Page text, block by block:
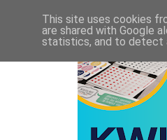
This site uses cookies
are shared with Google
statistics, and to detect